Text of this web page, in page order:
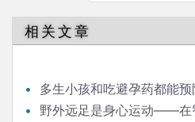
相关文章
多生小孩和吃避孕药都能
野外远足是身心运动——在